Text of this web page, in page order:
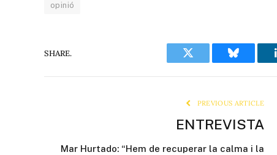
opinió
SHARE.
Twitter Bluesky
PREVIOUS ARTICLE
ENTREVISTA
Mar Hurtado: “Hem de recuperar la calma i la